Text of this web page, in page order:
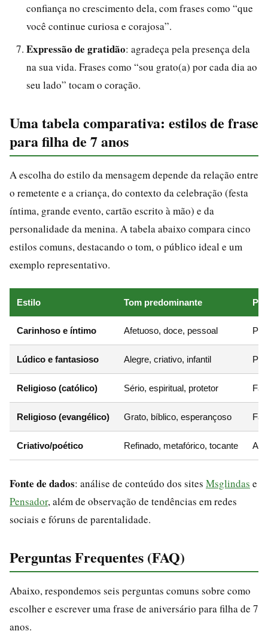
confiança no crescimento dela, com frases como “que
você continue curiosa e corajosa”.
Expressão de gratidão: agradeça pela presença dela
na sua vida. Frases como “sou grato(a) por cada dia ao
seu lado” tocam o coração.
Uma tabela comparativa: estilos de frase
para filha de 7 anos
A escolha do estilo da mensagem depende da relação entre
o remetente e a criança, do contexto da celebração (festa
íntima, grande evento, cartão escrito à mão) e da
personalidade da menina. A tabela abaixo compara cinco
estilos comuns, destacando o tom, o público ideal e um
exemplo representativo.
Estilo Tom predominante
Carinhoso e íntimo Afetuoso, doce, pessoal
Lúdico e fantasioso Alegre, criativo, infantil
Religioso (católico) Sério, espiritual, protetor
Religioso (evangélico) Grato, bíblico, esperançoso
Criativo/poético Refinado, metafórico, tocante
Fonte de dados: análise de conteúdo dos sites Msglindas e
Pensador, além de observação de tendências em redes
sociais e fóruns de parentalidade.
Perguntas Frequentes (FAQ)
Abaixo, respondemos seis perguntas comuns sobre como
escolher e escrever uma frase de aniversário para filha de 7
anos.